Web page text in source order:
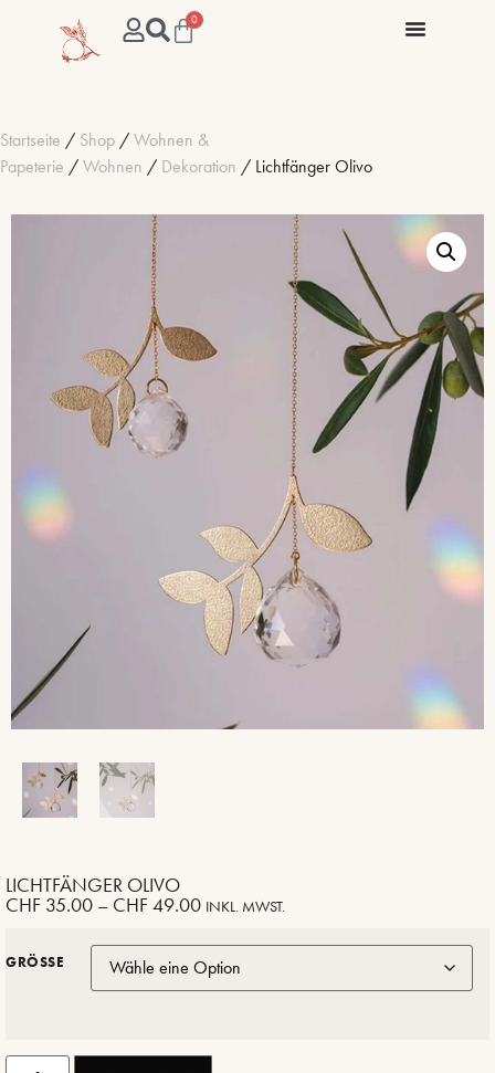
0
Startseite / Shop /Wohnen &
Papeterie /Wohnen / Dekoration / Lichtfänger Olivo
LICHTFÄNGER OLIVO
CHF 35.00 – CHF 49.00 INKL. MWST.
GRÖSSE